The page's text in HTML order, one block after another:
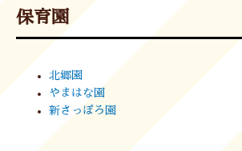
保育園
北郷園
やまはな園
新さっぽろ園